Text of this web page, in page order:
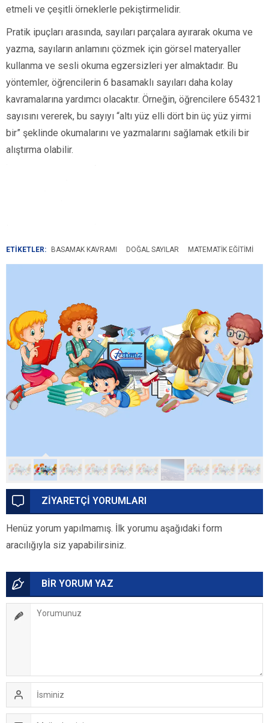
etmeli ve çeşitli örneklerle pekiştirmelidir.
Pratik ipuçları arasında, sayıları parçalara ayırarak okuma ve
yazma, sayıların anlamını çözmek için görsel materyaller
kullanma ve sesli okuma egzersizleri yer almaktadır. Bu
yöntemler, öğrencilerin 6 basamaklı sayıları daha kolay
kavramalarına yardımcı olacaktır. Örneğin, öğrencilere 654321
sayısını vererek, bu sayıyı “altı yüz elli dört bin üç yüz yirmi
bir” şeklinde okumalarını ve yazmalarını sağlamak etkili bir
alıştırma olabilir.
ETİKETLER: BASAMAK KAVRAMI DOĞAL SAYILAR MATEMATIK EĞITIMI
ZİYARETÇİ YORUMLARI
Henüz yorum yapılmamış. İlk yorumu aşağıdaki form
aracılığıyla siz yapabilirsiniz.
BİR YORUM YAZ